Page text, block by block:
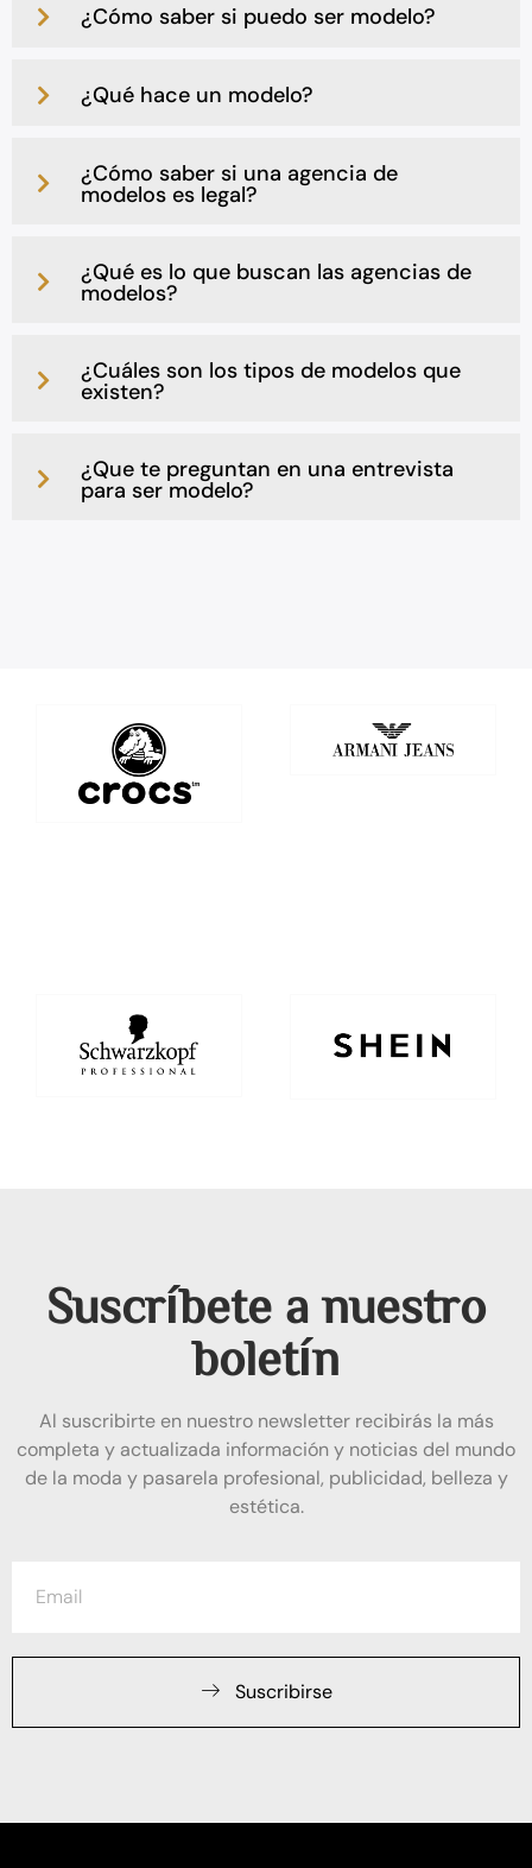
¿Cómo saber si puedo ser modelo?
¿Qué hace un modelo?
¿Cómo saber si una agencia de
modelos es legal?
¿Qué es lo que buscan las agencias de
modelos?
¿Cuáles son los tipos de modelos que
existen?
¿Que te preguntan en una entrevista
para ser modelo?
Suscríbete a nuestro
boletín
Al suscribirte en nuestro newsletter recibirás la más
completa y actualizada información y noticias del mundo
de la moda y pasarela profesional, publicidad, belleza y
estética.
Suscribirse